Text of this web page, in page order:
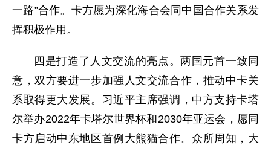
一路”合作。卡方愿为深化海合会同中国合作关系发
挥积极作用。
四是打造了人文交流的亮点。两国元首一致同
意，双方要进一步加强人文交流合作，推动中卡关
系取得更大发展。习近平主席强调，中方支持卡塔
尔举办2022年卡塔尔世界杯和2030年亚运会，愿同
卡方启动中东地区首例大熊猫合作。众所周知，大